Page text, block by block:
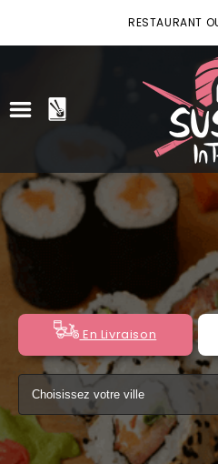
RESTAURANT
ACCUEIL
VOTRE COMPTE
NOTRE RESTAURANT
VOS AVIS
MENTIONS LÉGALES
C.G.V
En Livraison